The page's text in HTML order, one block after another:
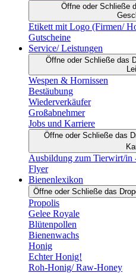
Öffne oder Schließe
Etikett mit Logo (Firmen/
Gutscheine
Service/ Leistungen
Öffne oder Schließe das
Wespen & Hornissen
Bestäubung
Wiederverkäufer
Großabnehmer
Jobs und Karriere
Öffne oder Schließe das
Ausbildung zum Tierwirt/in
Flyer
Bienenlexikon
Öffne oder Schließe das
Propolis
Gelee Royale
Blütenpollen
Bienenwachs
Honig
Echter Honig!
Roh-Honig/ Raw-Honey